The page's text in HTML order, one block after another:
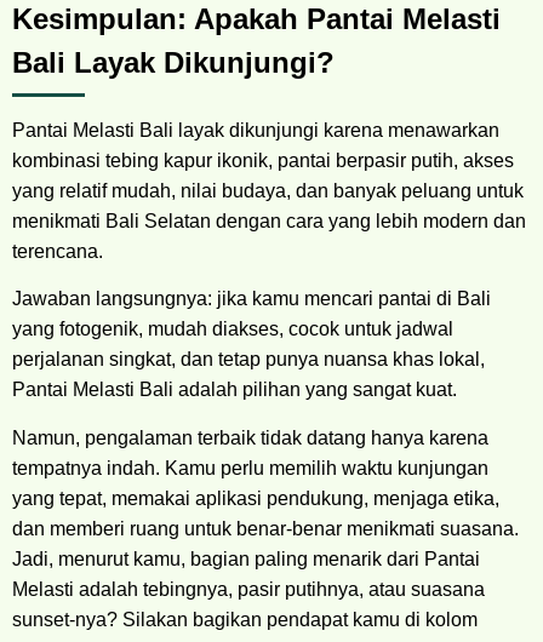
Kesimpulan: Apakah Pantai Melasti
Bali Layak Dikunjungi?
Pantai Melasti Bali layak dikunjungi karena menawarkan
kombinasi tebing kapur ikonik, pantai berpasir putih, akses
yang relatif mudah, nilai budaya, dan banyak peluang untuk
menikmati Bali Selatan dengan cara yang lebih modern dan
terencana.
Jawaban langsungnya: jika kamu mencari pantai di Bali
yang fotogenik, mudah diakses, cocok untuk jadwal
perjalanan singkat, dan tetap punya nuansa khas lokal,
Pantai Melasti Bali adalah pilihan yang sangat kuat.
Namun, pengalaman terbaik tidak datang hanya karena
tempatnya indah. Kamu perlu memilih waktu kunjungan
yang tepat, memakai aplikasi pendukung, menjaga etika,
dan memberi ruang untuk benar-benar menikmati suasana.
Jadi, menurut kamu, bagian paling menarik dari Pantai
Melasti adalah tebingnya, pasir putihnya, atau suasana
sunset-nya? Silakan bagikan pendapat kamu di kolom